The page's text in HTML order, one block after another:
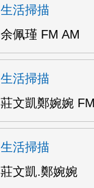
生活掃描
余佩瑾 FM AM
生活掃描
莊文凱鄭婉婉
生活掃描
莊文凱.鄭婉婉